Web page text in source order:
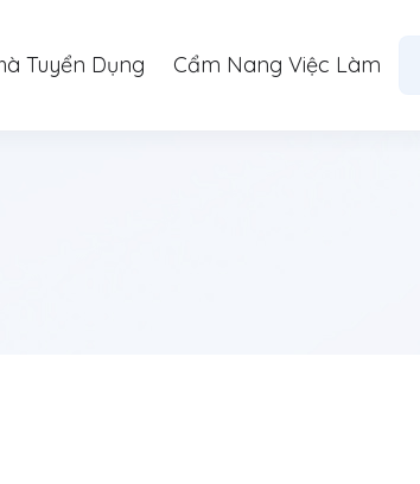
Tuyển Dụng Cẩm Nang Việc Làm